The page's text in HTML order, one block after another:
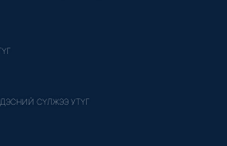
СҮЛЖЭЭ УТҮГ